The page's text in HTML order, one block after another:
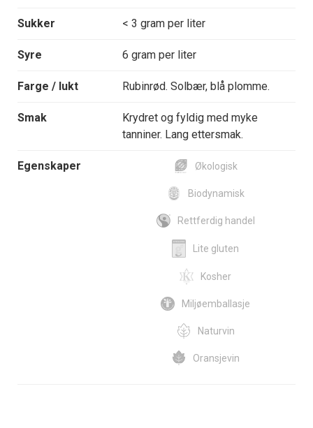
Sukker < 3 gram per liter
Syre 6 gram per liter
Farge / lukt Rubinrød. Solbær, blå plomme.
Smak
Krydret og fyldig med myke
tanniner. Lang ettersmak.
Egenskaper Økologisk
Biodynamisk
Rettferdig handel
Lite gluten
Kosher
Miljøemballasje
Naturvin
Oransjevin